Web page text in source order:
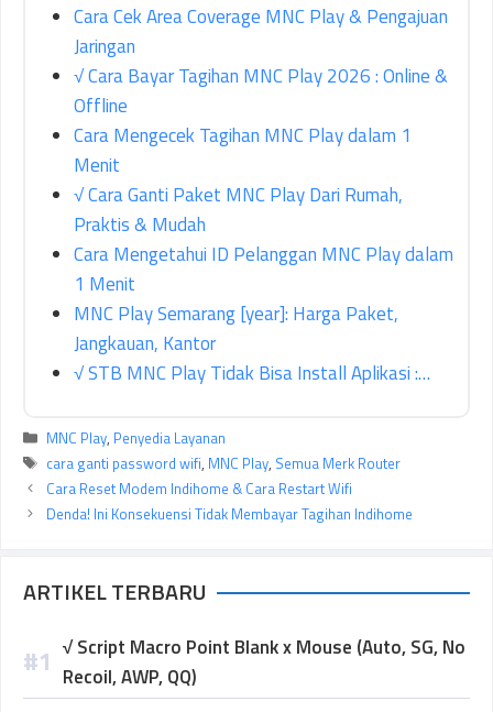
Cara Cek Area Coverage MNC Play & Pengajuan
Jaringan
√ Cara Bayar Tagihan MNC Play 2026 : Online &
Offline
Cara Mengecek Tagihan MNC Play dalam 1
Menit
√ Cara Ganti Paket MNC Play Dari Rumah,
Praktis & Mudah
Cara Mengetahui ID Pelanggan MNC Play dalam
1 Menit
MNC Play Semarang [year]: Harga Paket,
Jangkauan, Kantor
√ STB MNC Play Tidak Bisa Install Aplikasi :…
Kategori
MNC Play, Penyedia Layanan
Tag
cara ganti password wifi, MNC Play, Semua Merk Router
Cara Reset Modem Indihome & Cara Restart Wifi
Denda! Ini Konsekuensi Tidak Membayar Tagihan Indihome
ARTIKEL TERBARU
√ Script Macro Point Blank x Mouse (Auto, SG, No
Recoil, AWP, QQ)